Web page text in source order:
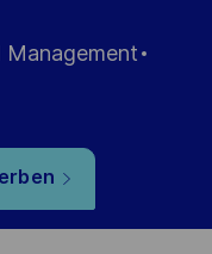
Management